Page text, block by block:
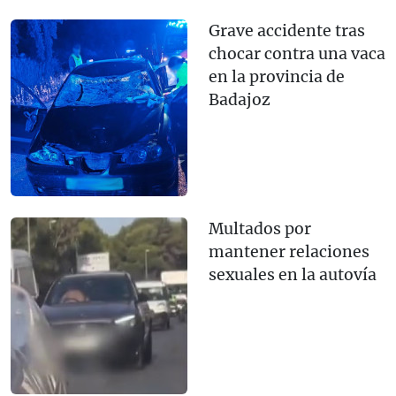
Grave accidente tras
chocar contra una vaca
en la provincia de
Badajoz
Multados por
mantener relaciones
sexuales en la autovía